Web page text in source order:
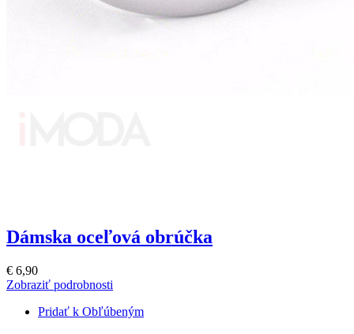
Dámska oceľová obrúčka
€ 6,90
Zobraziť podrobnosti
Pridať k Obľúbeným